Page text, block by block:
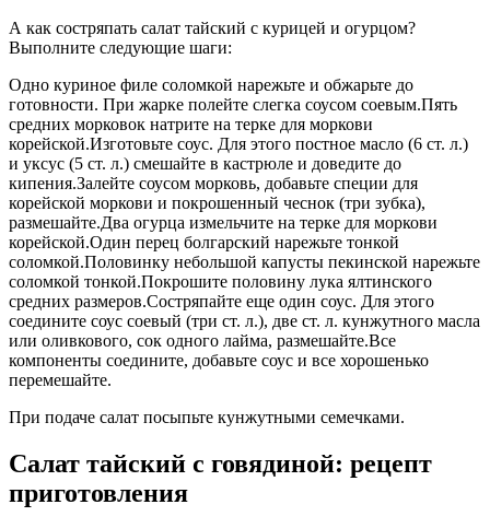
А как состряпать салат тайский с курицей и огурцом?
Выполните следующие шаги:
Одно куриное филе соломкой нарежьте и обжарьте до
готовности. При жарке полейте слегка соусом соевым.Пять
средних морковок натрите на терке для моркови
корейской.Изготовьте соус. Для этого постное масло (6 ст. л.)
и уксус (5 ст. л.) смешайте в кастрюле и доведите до
кипения.Залейте соусом морковь, добавьте специи для
корейской моркови и покрошенный чеснок (три зубка),
размешайте.Два огурца измельчите на терке для моркови
корейской.Один перец болгарский нарежьте тонкой
соломкой.Половинку небольшой капусты пекинской нарежьте
соломкой тонкой.Покрошите половину лука ялтинского
средних размеров.Состряпайте еще один соус. Для этого
соедините соус соевый (три ст. л.), две ст. л. кунжутного масла
или оливкового, сок одного лайма, размешайте.Все
компоненты соедините, добавьте соус и все хорошенько
перемешайте.
При подаче салат посыпьте кунжутными семечками.
Салат тайский с говядиной: рецепт
приготовления